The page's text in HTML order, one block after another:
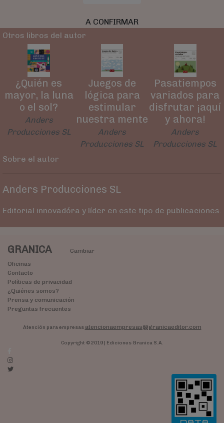
A CONFIRMAR
Otros libros del autor
¿Quién es
mayor, la luna
o el sol?
Anders
Producciones SL
Juegos de
lógica para
estimular
nuestra mente
Anders
Producciones SL
Pasatiempos
variados para
disfrutar ¡aquí
y ahora!
Anders
Producciones SL
Sobre el autor
Anders Producciones SL
Editorial innovadóra y líder en este tipo de publicaciones.
GRANICA
Cambiar
Oficinas
Contacto
Políticas de privacidad
¿Quiénes somos?
Prensa y comunicación
Preguntas frecuentes
Atención para empresas atencionaempresas@granicaeditor.com
Copyright © 2019 | Ediciones Granica S.A.